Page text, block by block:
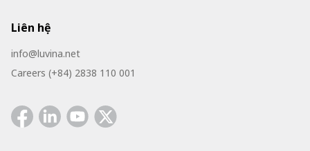
Liên hệ
info@luvina.net
Careers (+84) 2838 110 001
FacebookLinkedinYoutubeTwitter